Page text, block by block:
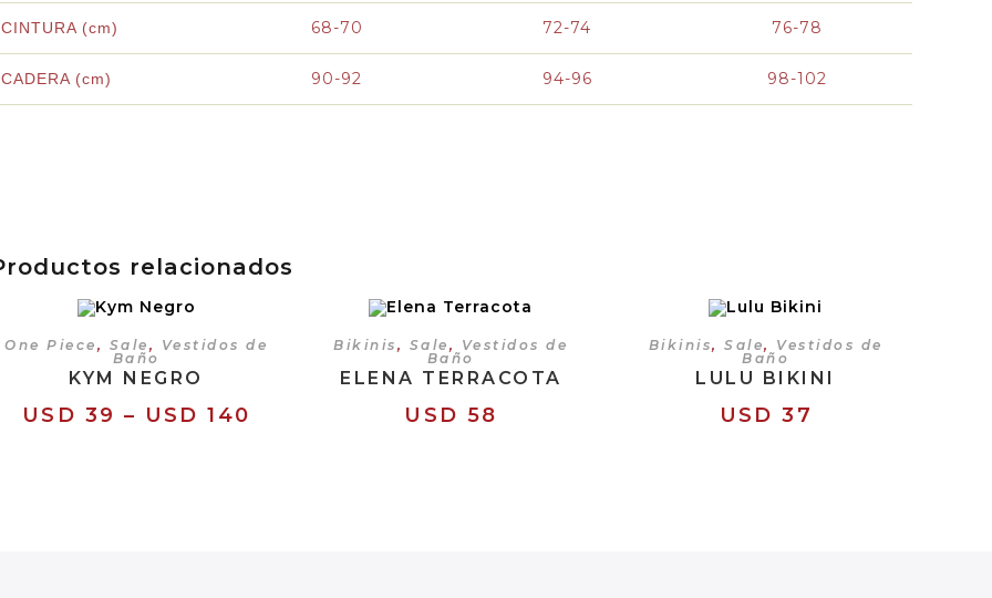
CINTURA (cm) 68-70 72-74 76-78
CADERA (cm) 90-92 94-96 98-102
relacionados
SELECCIONAR OPCIONES
One Piece , Sale , Vestidos de
Baño
KYM NEGRO
USD 39 – USD 140
SELECCIONAR OPCIONES
Bikinis , Sale , Vestidos de
Baño
ELENA TERRACOTA
USD 58
SELECCIONAR OPCIONES
Bikinis,Sale, Vestidos de
Baño
LULU BIKINI
USD 37